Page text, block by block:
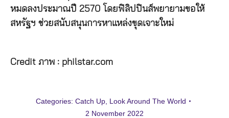
หมดลงประมาณปี 2570 โดยฟิลิปปินส์พยายามขอให้
สหรัฐฯ ช่วยสนับสนุนการหาแหล่งขุดเจาะใหม่
Credit ภาพ : philstar.com
Categories: Catch Up, Look Around The World
2 November 2022